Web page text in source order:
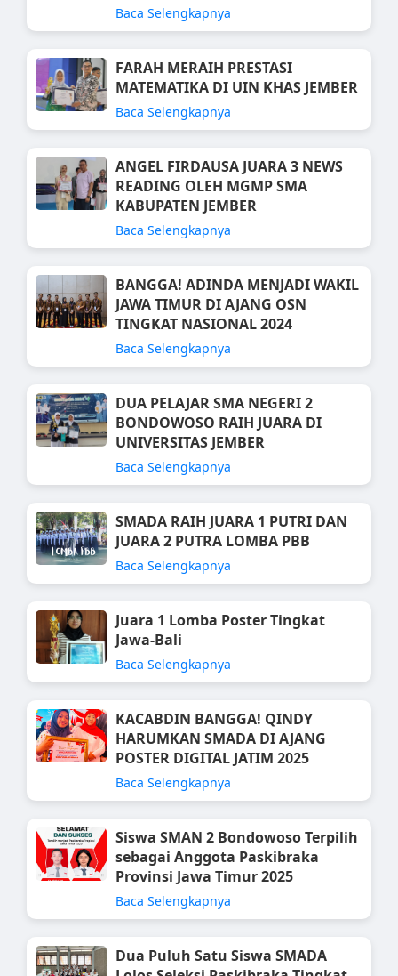
Baca Selengkapnya
FARAH MERAIH PRESTASI
MATEMATIKA DI UIN KHAS JEMBER
Baca Selengkapnya
ANGEL FIRDAUSA JUARA 3 NEWS
READING OLEH MGMP SMA
KABUPATEN JEMBER
Baca Selengkapnya
BANGGA! ADINDA MENJADI WAKIL
JAWA TIMUR DI AJANG OSN
TINGKAT NASIONAL 2024
Baca Selengkapnya
DUA PELAJAR SMA NEGERI 2
BONDOWOSO RAIH JUARA DI
UNIVERSITAS JEMBER
Baca Selengkapnya
SMADA RAIH JUARA 1 PUTRI DAN
JUARA 2 PUTRA LOMBA PBB
Baca Selengkapnya
Juara 1 Lomba Poster Tingkat
Jawa-Bali
Baca Selengkapnya
KACABDIN BANGGA! QINDY
HARUMKAN SMADA DI AJANG
POSTER DIGITAL JATIM 2025
Baca Selengkapnya
Siswa SMAN 2 Bondowoso Terpilih
sebagai Anggota Paskibraka
Provinsi Jawa Timur 2025
Baca Selengkapnya
Dua Puluh Satu Siswa SMADA